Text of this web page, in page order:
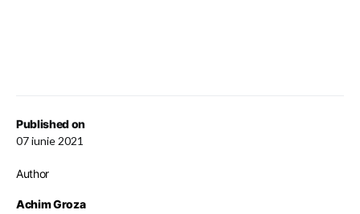
Published on
07 iunie 2021
Author
Achim Groza